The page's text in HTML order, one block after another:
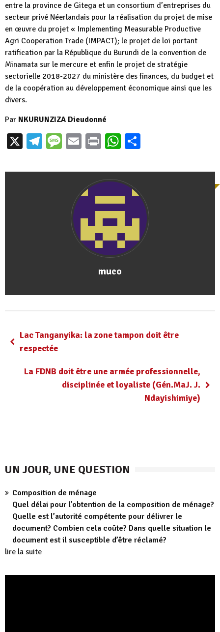
entre la province de Gitega et un consortium d’entreprises du
secteur privé Néerlandais pour la réalisation du projet de mise
en œuvre du projet « Implementing Measurable Productive
Agri Cooperation Trade (IMPACT); le projet de loi portant
ratification par la République du Burundi de la convention de
Minamata sur le mercure et enfin le projet de stratégie
sectorielle 2018-2027 du ministère des finances, du budget et
de la coopération au développement économique ainsi que les
divers.
Par NKURUNZIZA Dieudonné
X Telegram
Message
EmailPrintWhatsApp
muco
Lac Tanganyika: la zone tampon doit être
respectée
La FDNB doit être une armée professionnelle,
disciplinée et loyaliste (Gén.MaJ. J.
Ndayishimiye)
UN JOUR, UNE QUESTION
Composition de ménage
Quel délai pour l’obtention de la composition de ménage?
Quelle est l’autorité compétente pour délivrer le
document? Combien cela coûte? Dans quelle situation le
document est il susceptible d’être réclamé?
lire la suite